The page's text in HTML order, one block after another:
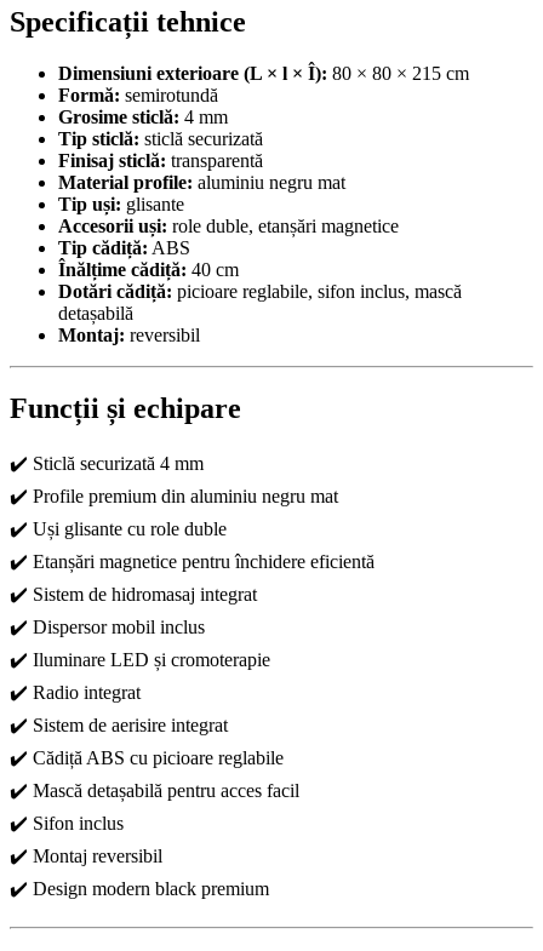
Specificații tehnice
Dimensiuni exterioare (L × l × Î): 80 × 80 × 215 cm
Formă: semirotundă
Grosime sticlă: 4 mm
Tip sticlă: sticlă securizată
Finisaj sticlă: transparentă
Material profile: aluminiu negru mat
Tip uși: glisante
Accesorii uși: role duble, etanșări magnetice
Tip cădiță: ABS
Înălțime cădiță: 40 cm
Dotări cădiță: picioare reglabile, sifon inclus, mască
detașabilă
Montaj: reversibil
Funcții și echipare
✔️ Sticlă securizată 4 mm
✔️ Profile premium din aluminiu negru mat
✔️ Uși glisante cu role duble
✔️ Etanșări magnetice pentru închidere eficientă
✔️ Sistem de hidromasaj integrat
✔️ Dispersor mobil inclus
✔️ Iluminare LED și cromoterapie
✔️ Radio integrat
✔️ Sistem de aerisire integrat
✔️ Cădiță ABS cu picioare reglabile
✔️ Mască detașabilă pentru acces facil
✔️ Sifon inclus
✔️ Montaj reversibil
✔️ Design modern black premium